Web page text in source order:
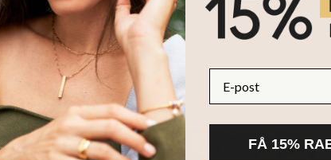
i 18K Guldplätering
Det:
detta halsband går med allt så det är enkelt att bära
de som får hennes värld att snurra.
FÅ 15%